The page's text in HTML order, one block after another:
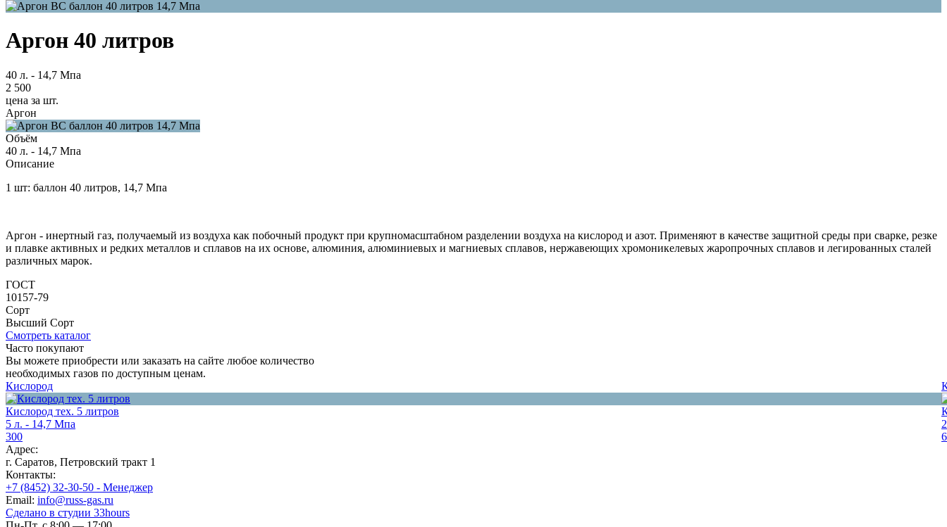
Аргон 40 литров
40 л. - 14,7 Мпа
2 500
цена за шт.
Аргон
Объём
40 л. - 14,7 Мпа
Описание
1 шт: баллон 40 литров, 14,7 Мпа
Аргон - инертный газ, получаемый из воздуха как побочный продукт при крупномасштабном разделении воздуха на кислород и азот. Применяют в качестве защитной среды при сварке, резке
и плавке активных и редких металлов и сплавов на их основе, алюминия, алюминиевых и магниевых сплавов, нержавеющих хромоникелевых жаропрочных сплавов и легированных сталей
различных марок.
ГОСТ
10157-79
Сорт
Высший Сорт
Смотреть каталог
Часто покупают
Вы можете приобрести или заказать на сайте любое количество
необходимых газов по доступным ценам.
Кислород
Кислород тех. 5 литров
5 л. - 14,7 Мпа
300
Адрес:
г. Саратов, Петровский тракт 1
Контакты:
+7 (8452) 32-30-50 - Менеджер
Email: info@russ-gas.ru
Сделано в cтудии 33hours